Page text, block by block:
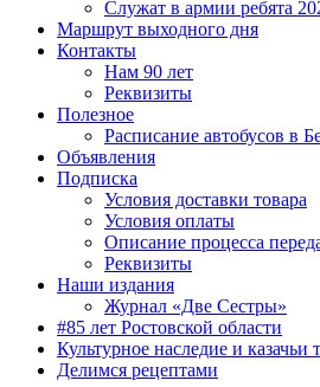
Служат в армии ребята
Маршрут выходного дня
Контакты
Нам 90 лет
Реквизиты
Полезное
Расписание автобусов в
Объявления
Подписка
Условия доставки товара
Условия оплаты
Описание процесса
Реквизиты
Наши издания
Журнал «Две Сестры»
#85 лет Ростовской области
Культурное наследие и казачьи
Делимся рецептами